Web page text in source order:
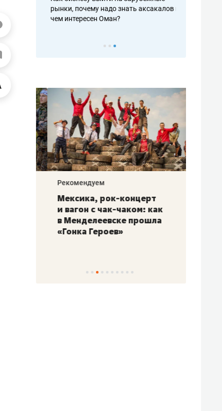
рынки, почему надо знать аксакалов и
чем интересен Оман?
Рекомендуем
Мексика, рок-концерт
и вагон с чак-чаком: как
в Менделеевске прошла
«Гонка Героев»